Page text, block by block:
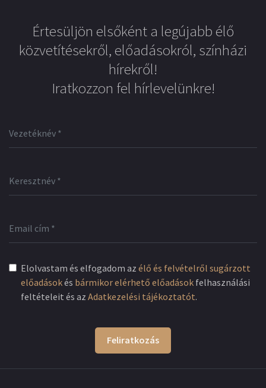
Értesüljön elsőként a legújabb élő
közvetítésekről, előadásokról, színházi
hírekről!
Iratkozzon fel hírlevelünkre!
Elolvastam és elfogadom az élő és felvételről sugárzott
előadásokés bármikor elérhető előadások felhasználási
feltételeit és az Adatkezelési tájékoztatót.
Feliratkozás